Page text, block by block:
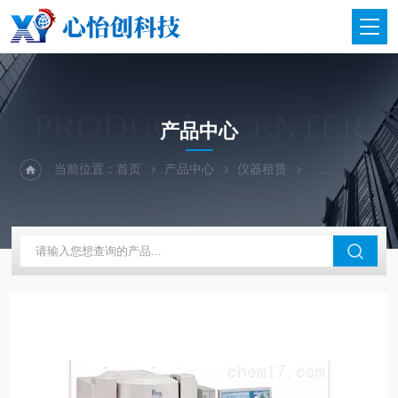
PRODUCTS CENTER
产品中心
当前位置：首页 产品中心 仪器租赁 RoHS租赁